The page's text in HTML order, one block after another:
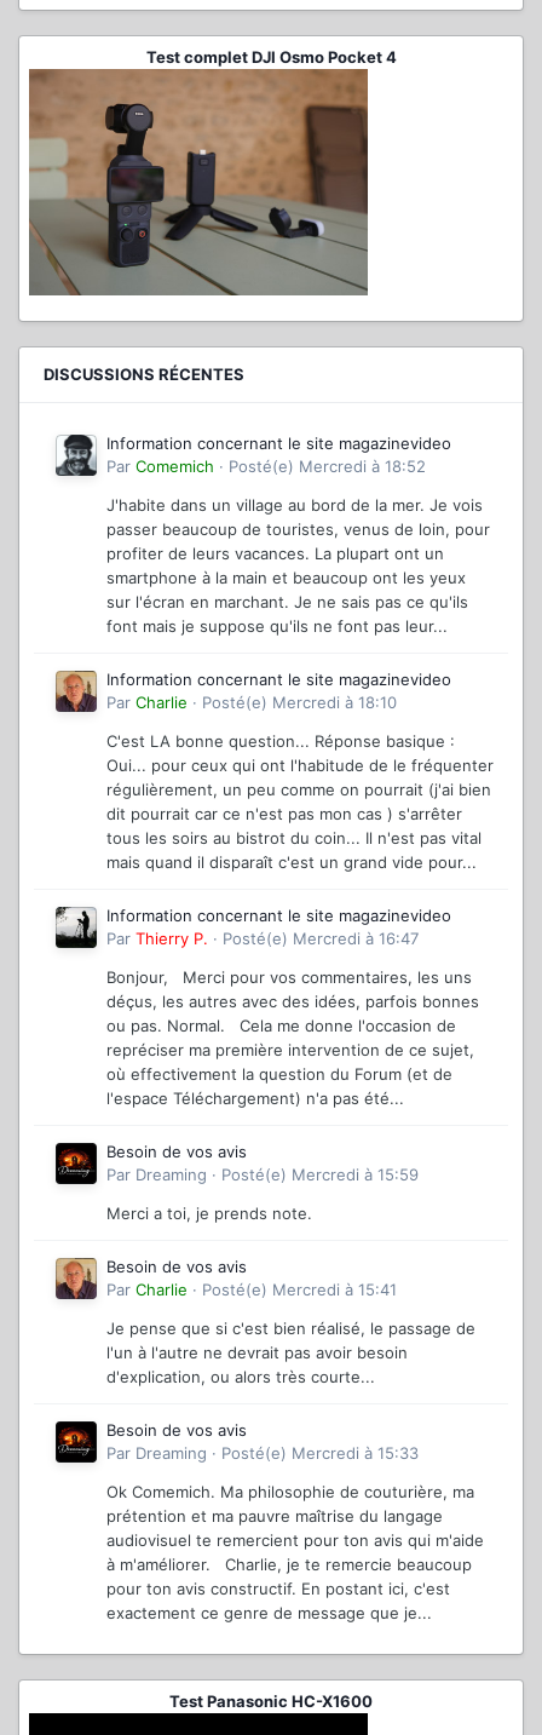
Test complet DJI Osmo Pocket 4
DISCUSSIONS RÉCENTES
Information concernant le site magazinevideo
Par Comemich · Posté(e) Mercredi à 18:52
J'habite dans un village au bord de la mer. Je vois
passer beaucoup de touristes, venus de loin, pour
profiter de leurs vacances. La plupart ont un
smartphone à la main et beaucoup ont les yeux
sur l'écran en marchant. Je ne sais pas ce qu'ils
font mais je suppose qu'ils ne font pas leur...
Information concernant le site magazinevideo
Par Charlie · Posté(e) Mercredi à 18:10
C'est LA bonne question... Réponse basique :
Oui... pour ceux qui ont l'habitude de le fréquenter
régulièrement, un peu comme on pourrait (j'ai bien
dit pourrait car ce n'est pas mon cas ) s'arrêter
tous les soirs au bistrot du coin... Il n'est pas vital
mais quand il disparaît c'est un grand vide pour...
Information concernant le site magazinevideo
Par Thierry P. · Posté(e) Mercredi à 16:47
Bonjour, Merci pour vos commentaires, les uns
déçus, les autres avec des idées, parfois bonnes
ou pas. Normal. Cela me donne l'occasion de
repréciser ma première intervention de ce sujet,
où effectivement la question du Forum (et de
l'espace Téléchargement) n'a pas été...
Besoin de vos avis
Par Dreaming · Posté(e) Mercredi à 15:59
Merci a toi, je prends note.
Besoin de vos avis
Par Charlie · Posté(e) Mercredi à 15:41
Je pense que si c'est bien réalisé, le passage de
l'un à l'autre ne devrait pas avoir besoin
d'explication, ou alors très courte...
Besoin de vos avis
Par Dreaming · Posté(e) Mercredi à 15:33
Ok Comemich. Ma philosophie de couturière, ma
prétention et ma pauvre maîtrise du langage
audiovisuel te remercient pour ton avis qui m'aide
à m'améliorer. Charlie, je te remercie beaucoup
pour ton avis constructif. En postant ici, c'est
exactement ce genre de message que je...
Test Panasonic HC-X1600